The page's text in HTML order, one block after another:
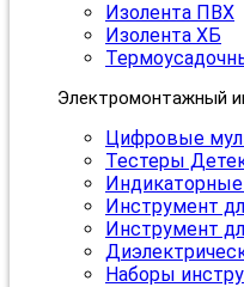
Изолента ПВХ
Изолента ХБ
Электромонтажный
Цифровые
Тестеры
Инструмент
Инструмент
Наборы